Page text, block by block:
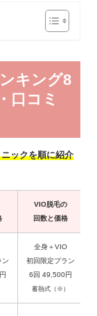
キング8
口コミ
ックを順に紹介
VIO脱毛の
回数と価格
ン
全身＋VIO
初回限定プラン
6回 49,500円
蓄熱式（※）